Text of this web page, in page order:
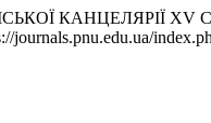
КАНЦЕЛЯРІЇ
journals.pnu.edu.ua/